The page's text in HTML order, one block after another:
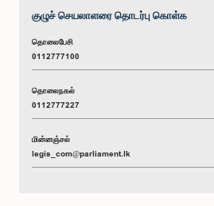
குழுச் செயலாளரை தொடர்பு கொள்க
தொலைபேசி
0112777100
தொலைநகல்
0112777227
மின்னஞ்சல்
legis_com@parliament.lk